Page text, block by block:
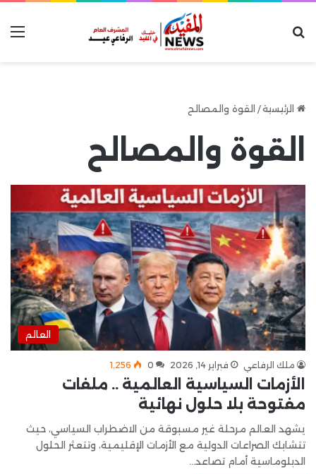
الرئيسية/ القوة والمصالح
القوة والمصالح
العالم
ملك الرفاعي فبراير 14, 2026 0 1٬256
الأزمات السياسية العالمية .. ملفات
مفتوحة بلا حلول نهائية
يشهد العالم مرحلة غير مسبوقة من الاضطراب السياسي، حيث
تتشابك الصراعات الدولية مع الأزمات الإقليمية، وتتعثر الحلول
الدبلوماسية أمام تصاعد…